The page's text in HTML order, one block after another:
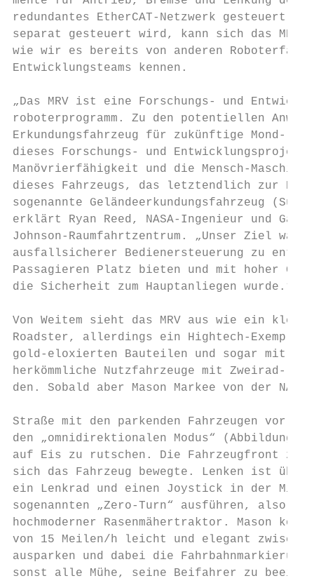
redundantes EtherCAT-Netzwerk gesteuert.
separat gesteuert wird, kann sich das MRV
wie wir es bereits von anderen
Entwicklungsteams kennen.
„Das MRV ist eine Forschungs- und
roboterprogramm. Zu den potentiellen
Erkundungsfahrzeug für zukünftige Mond-
dieses Forschungs- und
Manövrierfähigkeit und die Mensch-
dieses Fahrzeugs, das letztendlich zur
sogenannte Geländeerkundungsfahrzeug
erklärt Ryan Reed, NASA-Ingenieur und
Johnson-Raumfahrtzentrum. „Unser Ziel
ausfallsicherer Bedienersteuerung zu
Passagieren Platz bieten und mit hoher
die Sicherheit zum Hauptanliegen wurde.“
Von Weitem sieht das MRV aus wie ein
Roadster, allerdings ein Hightech-
gold-eloxierten Bauteilen und sogar mit
herkömmliche Nutzfahrzeuge mit Zweirad-
den. Sobald aber Mason Markee von
Straße mit den parkenden Fahrzeugen vor
den „omnidirektionalen Modus“ (Abbildung
auf Eis zu rutschen. Die Fahrzeugfront
sich das Fahrzeug bewegte. Lenken ist
ein Lenkrad und einen Joystick in der
sogenannten „Zero-Turn“ ausführen, also
hochmoderner Rasenmähertraktor. Mason
von 15 Meilen/h leicht und elegant
ausparken und dabei die
sonst alle Mühe, seine Beifahrer zu